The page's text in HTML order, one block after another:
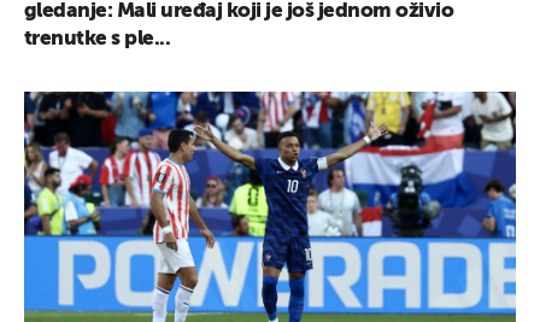
gledanje: Mali uređaj koji je još jednom oživio
trenutke s ple...